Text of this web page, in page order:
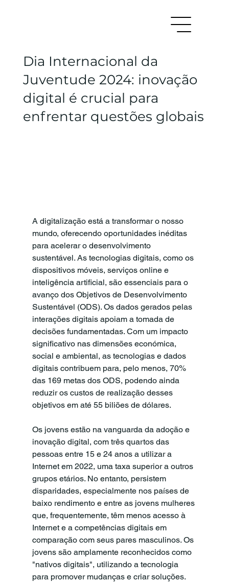
Dia Internacional da
Juventude 2024: inovação
digital é crucial para
enfrentar questões globais
A digitalização está a transformar o nosso
mundo, oferecendo oportunidades inéditas
para acelerar o desenvolvimento
sustentável. As tecnologias digitais, como os
dispositivos móveis, serviços online e
inteligência artificial, são essenciais para o
avanço dos Objetivos de Desenvolvimento
Sustentável (ODS). Os dados gerados pelas
interações digitais apoiam a tomada de
decisões fundamentadas. Com um impacto
significativo nas dimensões económica,
social e ambiental, as tecnologias e dados
digitais contribuem para, pelo menos, 70%
das 169 metas dos ODS, podendo ainda
reduzir os custos de realização desses
objetivos em até 55 biliões de dólares.
Os jovens estão na vanguarda da adoção e
inovação digital, com três quartos das
pessoas entre 15 e 24 anos a utilizar a
Internet em 2022, uma taxa superior a outros
grupos etários. No entanto, persistem
disparidades, especialmente nos países de
baixo rendimento e entre as jovens mulheres
que, frequentemente, têm menos acesso à
Internet e a competências digitais em
comparação com seus pares masculinos. Os
jovens são amplamente reconhecidos como
"nativos digitais", utilizando a tecnologia
para promover mudanças e criar soluções.